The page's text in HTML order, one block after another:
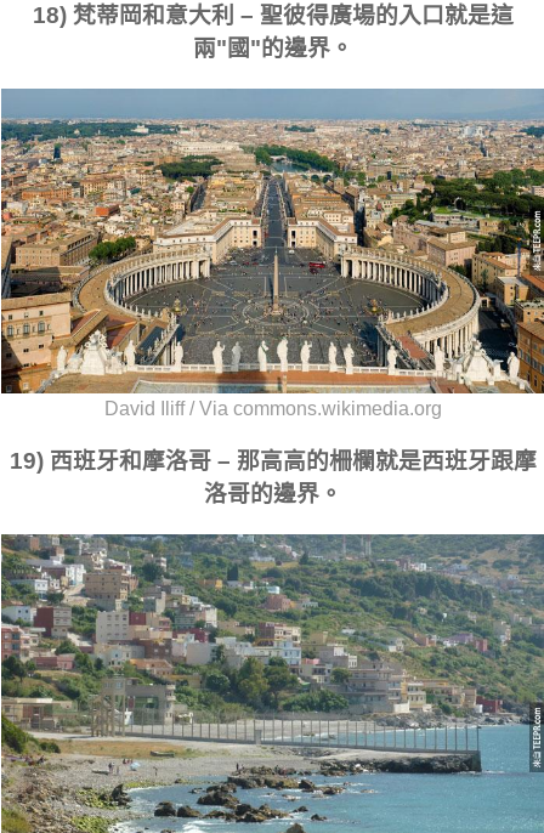
18) 梵蒂岡和意大利 – 聖彼得廣場的入口就是這
兩"國"的邊界。
David Iliff / Via commons.wikimedia.org
19) 西班牙和摩洛哥 – 那高高的柵欄就是西班牙跟摩
洛哥的邊界。